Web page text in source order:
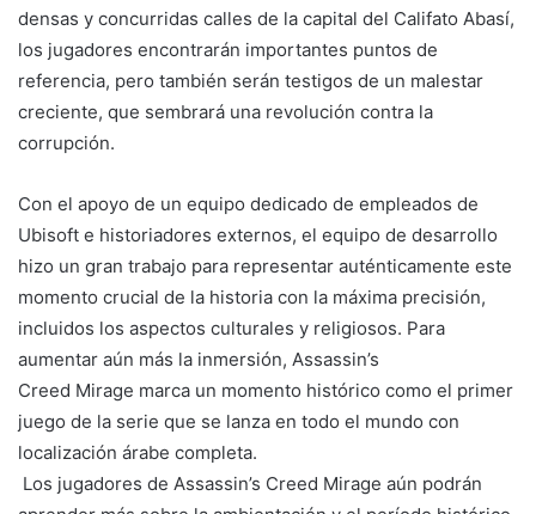
densas y concurridas calles de la capital del Califato Abasí,
los jugadores encontrarán importantes puntos de
referencia, pero también serán testigos de un malestar
creciente, que sembrará una revolución contra la
corrupción.
Con el apoyo de un equipo dedicado de empleados de
Ubisoft e historiadores externos, el equipo de desarrollo
hizo un gran trabajo para representar auténticamente este
momento crucial de la historia con la máxima precisión,
incluidos los aspectos culturales y religiosos. Para
aumentar aún más la inmersión, Assassin’s
Creed Mirage marca un momento histórico como el primer
juego de la serie que se lanza en todo el mundo con
localización árabe completa.
Los jugadores de Assassin’s Creed Mirage aún podrán